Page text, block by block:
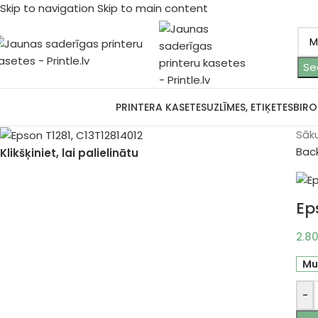
Skip to navigation Skip to main content
PRINTERA KASETESUZLĪMES, ETIĶETES
Klikšķiniet, lai palielinātu
2.80
-